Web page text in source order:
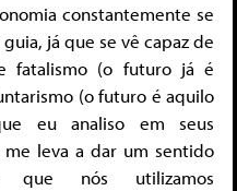
constantemente se
já que se vê capaz de
fatalismo (o futuro já é
(o futuro é aquilo
eu analiso em seus
me leva a dar um sentido
que nós utilizamos